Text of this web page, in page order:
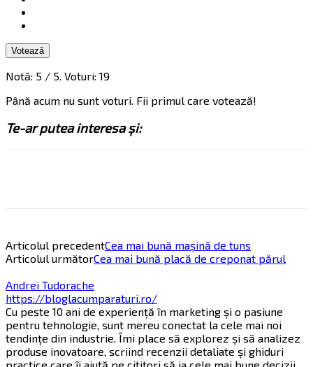
Votează
Notă: 5 / 5. Voturi: 19
Până acum nu sunt voturi. Fii primul care votează!
Te-ar putea interesa și:
Articolul precedentCea mai bună mașină de tuns
Articolul următorCea mai bună placă de creponat părul
Andrei Tudorache
https://bloglacumparaturi.ro/
Cu peste 10 ani de experiență în marketing și o pasiune
pentru tehnologie, sunt mereu conectat la cele mai noi
tendințe din industrie. Îmi place să explorez și să analizez
produse inovatoare, scriind recenzii detaliate și ghiduri